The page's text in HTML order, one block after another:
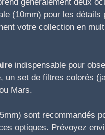
généralement deux
(10mm) pour les
votre collection en
indispensable pour
un set de filtres colorés
Mars.
sont recommandés
optiques. Prévoyez